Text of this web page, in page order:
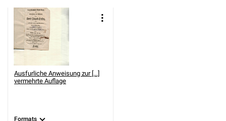
Ausfurliche Anweisung zur [...]
vermehrte Auflage
Formats